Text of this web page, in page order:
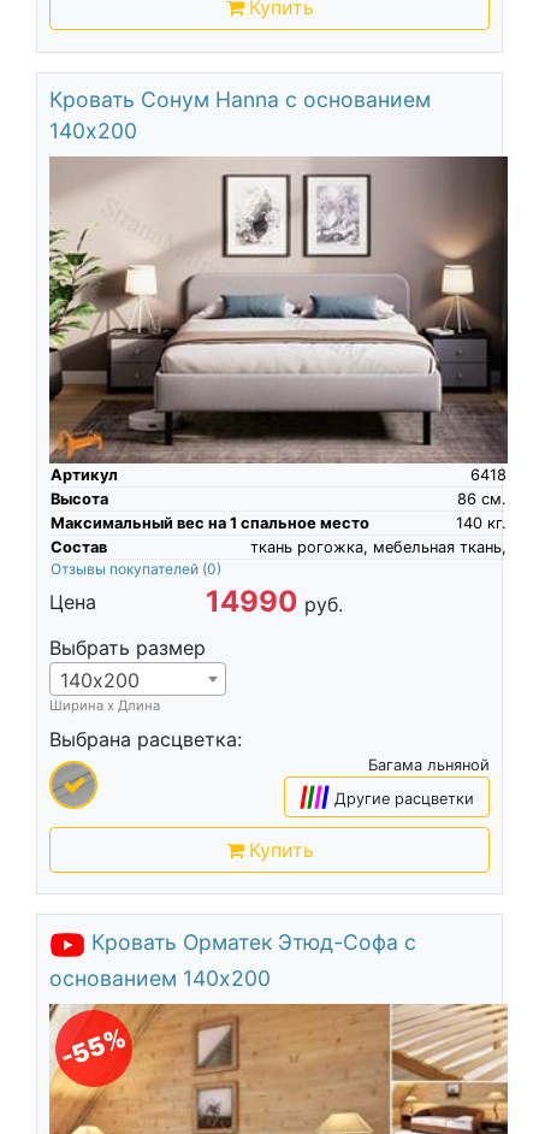
Купить
Кровать Сонум Hanna с основанием
140х200
Артикул
6418
Высота
см.
86
Максимальный вес на 1 спальное место
кг.
140
Состав
ткань рогожка, мебельная ткань,
Отзывы покупателей (0)
Цена 14990 руб.
Выбрать размер
140х200
Ширина х Длина
Выбрана расцветка:
Багама льняной
|||| Другие расцветки
Купить
Кровать Орматек Этюд-Софа с
основанием 140х200
-55%